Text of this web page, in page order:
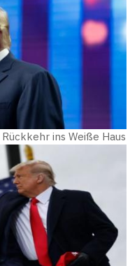
ins Weiße Haus